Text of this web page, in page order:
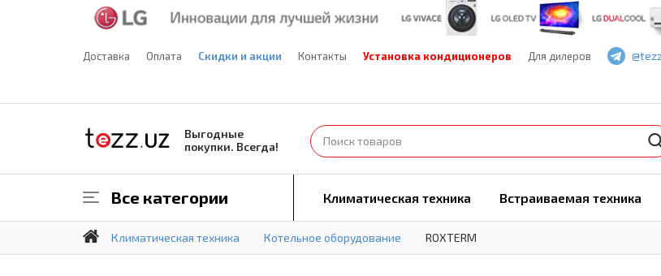
Доставка Оплата Скидки и акции Контакты Установка кондиционеров Для дилеров
Выгодные
покупки. Всегда!
Все категории Климатическая техника Встраиваемая техника
Климатическая техника Котельное оборудование ROXTERM